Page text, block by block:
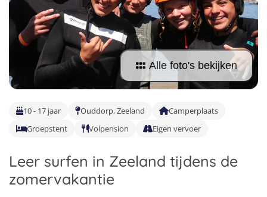
Vind jouw perfecte kamp
Beantwoord een paar korte vragen en wij doen de rest.
Alle foto's bekijken
10 - 17 jaar Ouddorp, Zeeland
Camperplaats
Groepstent
Volpension Eigen vervoer
Leer surfen in Zeeland tijdens de
zomervakantie